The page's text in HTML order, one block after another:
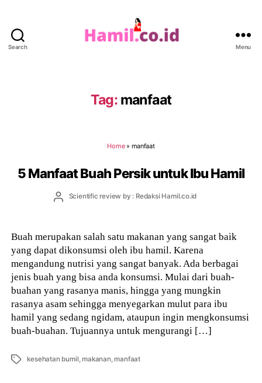
Search Menu
Tag: manfaat
Home» manfaat
5 Manfaat Buah Persik untuk Ibu Hamil
PostScientific review by : Redaksi Hamil.co.id
Buah merupakan salah satu makanan yang sangat baik
yang dapat dikonsumsi oleh ibu hamil. Karena
mengandung nutrisi yang sangat banyak. Ada berbagai
jenis buah yang bisa anda konsumsi. Mulai dari buah-
buahan yang rasanya manis, hingga yang mungkin
rasanya asam sehingga menyegarkan mulut para ibu
hamil yang sedang ngidam, ataupun ingin mengkonsumsi
buah-buahan. Tujuannya untuk mengurangi […]
Tags kesehatan bumil,makanan,manfaat